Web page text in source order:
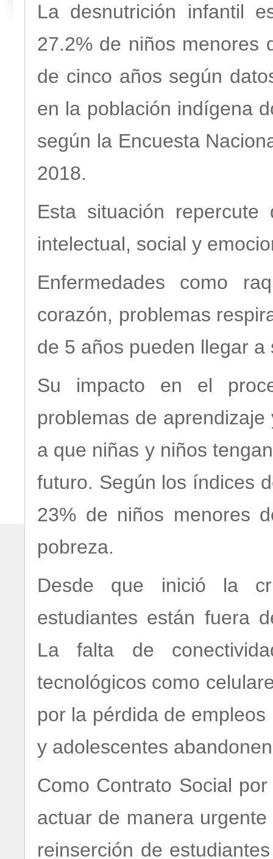
La desnutrición infantil
27.2% de niños menores
de cinco años según
en la población indígena
según la Encuesta
2018.
Esta situación
intelectual, social y
Enfermedades como
corazón, problemas
de 5 años pueden llegar a
Su impacto en el
problemas de
a que niñas y niños
futuro. Según los índices
23% de niños menores
pobreza.
Desde que inició la
estudiantes están fuera
La falta de
tecnológicos como
por la pérdida de
y adolescentes
Como Contrato Social
actuar de manera
reinserción de